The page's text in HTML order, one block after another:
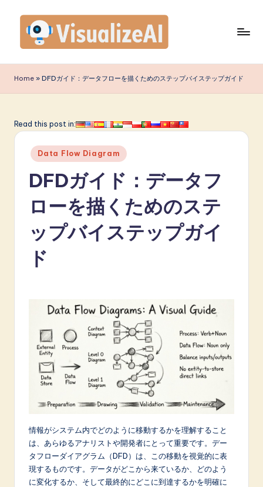
content
is
u
li
a
Home » DFDガイド：データフローを描くためのステップバイステップガイド
Read this post in:
Posted
in
Data Flow Diagram
DFDガイド：データフ
ローを描くためのステ
ップバイステップガイ
ド
情報がシステム内でどのように移動するかを理解すること
は、あらゆるアナリストや開発者にとって重要です。デー
タフローダイアグラム（DFD）は、この移動を視覚的に表
現するものです。データがどこから来ているか、どのよう
に変化するか、そして最終的にどこに到達するかを明確に